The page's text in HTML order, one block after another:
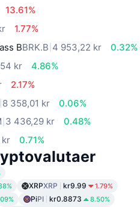
13.61%
1.77%
BBRK.B 4 953,22 kr
0.32%
kr
4.86%
2.17%
8 358,01 kr
0.06%
3 436,29 kr
0.48%
kr 0.71%
XRPXRP kr9.99 1.79%
PiPI kr0.8873 8.50%